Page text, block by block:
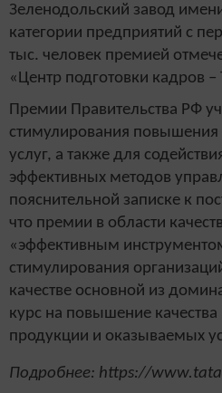
Зеленодольский завод
категории предприятий с
тыс. человек премией
«Центр подготовки кадров –
Премии Правительства РФ
стимулирования повышения
услуг, а также для
эффективных методов
пояснительной записке к
что премии в области
«эффективным
стимулирования
качестве основной из
курс на повышение
продукции и оказываемых
Подробнее: https://